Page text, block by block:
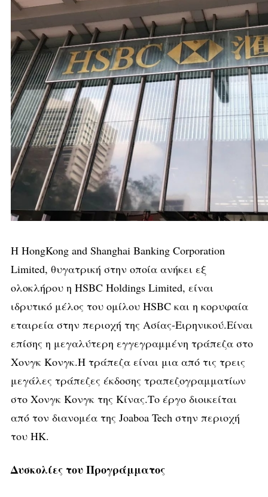
Η HongKong and Shanghai Banking Corporation
Limited, θυγατρική στην οποία ανήκει εξ
ολοκλήρου η HSBC Holdings Limited, είναι
ιδρυτικό μέλος του ομίλου HSBC και η κορυφαία
εταιρεία στην περιοχή της Ασίας-Ειρηνικού.Είναι
επίσης η μεγαλύτερη εγγεγραμμένη τράπεζα στο
Χονγκ Κονγκ.Η τράπεζα είναι μια από τις τρεις
μεγάλες τράπεζες έκδοσης τραπεζογραμματίων
στο Χονγκ Κονγκ της Κίνας.Το έργο διοικείται
από τον διανομέα της Joaboa Tech στην περιοχή
του HK.
Δυσκολίες του Προγράμματος